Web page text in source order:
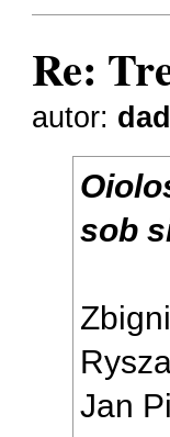
Re:
autor:
sob
Jan